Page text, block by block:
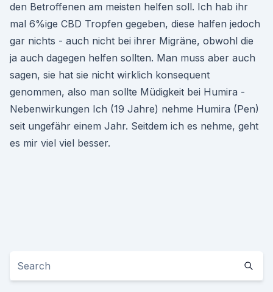
den Betroffenen am meisten helfen soll. Ich hab ihr
mal 6%ige CBD Tropfen gegeben, diese halfen jedoch
gar nichts - auch nicht bei ihrer Migräne, obwohl die
ja auch dagegen helfen sollten. Man muss aber auch
sagen, sie hat sie nicht wirklich konsequent
genommen, also man sollte Müdigkeit bei Humira -
Nebenwirkungen Ich (19 Jahre) nehme Humira (Pen)
seit ungefähr einem Jahr. Seitdem ich es nehme, geht
es mir viel viel besser.